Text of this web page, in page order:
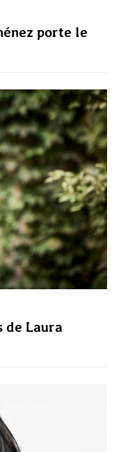
porte le
de Laura